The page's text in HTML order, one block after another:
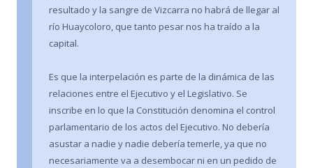
resultado y la sangre de Vizcarra no habrá de llegar al
río Huaycoloro, que tanto pesar nos ha traído a la
capital.
Es que la interpelación es parte de la dinámica de las
relaciones entre el Ejecutivo y el Legislativo. Se
inscribe en lo que la Constitución denomina el control
parlamentario de los actos del Ejecutivo. No debería
asustar a nadie y nadie debería temerle, ya que no
necesariamente va a desembocar ni en un pedido de